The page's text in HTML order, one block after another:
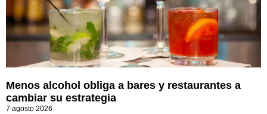
Menos alcohol obliga a bares y restaurantes a
cambiar su estrategia
7 agosto 2026